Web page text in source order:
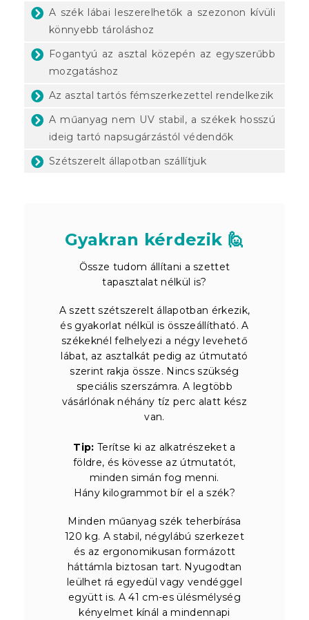
A szék lábai leszerelhetők a szezonon kívüli
könnyebb tároláshoz
Fogantyú az asztal közepén az egyszerűbb
mozgatáshoz
Az asztal tartós fémszerkezettel rendelkezik
A műanyag nem UV stabil, a székek hosszú
ideig tartó napsugárzástól védendők
Szétszerelt állapotban szállítjuk
Gyakran kérdezik 🙋
Össze tudom állítani a szettet
tapasztalat nélkül is?
A szett szétszerelt állapotban érkezik,
és gyakorlat nélkül is összeállítható. A
székeknél felhelyezi a négy levehető
lábat, az asztalkát pedig az útmutató
szerint rakja össze. Nincs szükség
speciális szerszámra. A legtöbb
vásárlónak néhány tíz perc alatt kész
van.
Tip: Terítse ki az alkatrészeket a
földre, és kövesse az útmutatót,
minden simán fog menni.
Hány kilogrammot bír el a szék?
Minden műanyag szék teherbírása
120 kg. A stabil, négylábú szerkezet
és az ergonomikusan formázott
háttámla biztosan tart. Nyugodtan
leülhet rá egyedül vagy vendéggel
együtt is. A 41 cm-es ülésmélység
kényelmet kínál a mindennapi